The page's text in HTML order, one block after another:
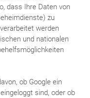
dass Ihre Daten von
zu
werden
und nationalen
ob Google ein
sind, oder ob